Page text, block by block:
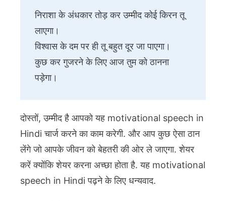
निराशा के अंधकार तोड़ कर उम्मीद कोई किरन तू
लाएगा।
विश्वास के दम पर ही तू बहुत दूर जा पाएगा।
कुछ कर गुजरने के लिए आज तुम को ठानना
पड़ेगा।
दोस्तों, उम्मीद है आपको यह motivational speech in
Hindi चार्ज करने का काम करेगी. और आप कुछ ऐसा ठान
लेंगे जो आपके जीवन को बेहतरी की ओर ले जाएगा. शेयर
करें क्योंकि शेयर करना अच्छा होता है. यह motivational
speech in Hindi पढ़ने के लिए धन्यवाद.